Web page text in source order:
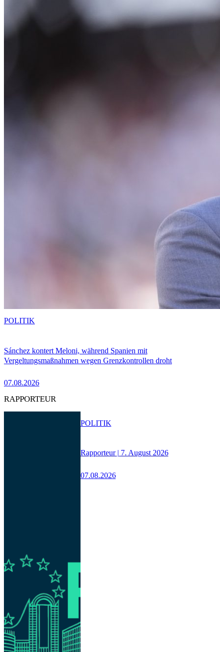
Sánchez kontert Meloni, während Spanien mit
Vergeltungsmaßnahmen wegen Grenzkontrollen droht
07.08.2026
POLITIK
RAPPORTEUR
Rapporteur | 7. August 2026
07.08.2026
POLITIK